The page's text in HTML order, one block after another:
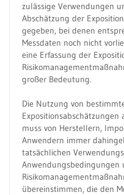
zulässige Verwendungen
Abschätzung der
gegeben, bei denen
Messdaten noch nicht
eine Erfassung der
großer Bedeutung.
Die Nutzung von
muss von Herstellern,
Anwendern immer
tatsächlichen
Anwendungsbedingungen
übereinstimmen, die den